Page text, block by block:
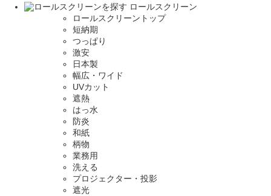
ロールスクリーン
ロールスクリーントップ
短納期
つっぱり
激安
日本製
幅広・ワイド
UVカット
遮熱
はっ水
防炎
和紙
柄物
業務用
洗える
プロジェクター・投影
遮光